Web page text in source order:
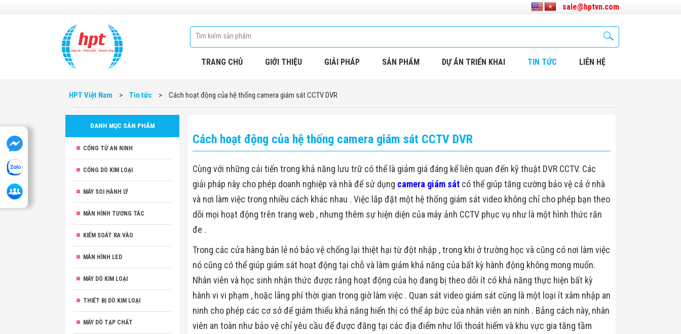
sale@hptvn.com
TRANG CHỦ GIỚI THIỆU GIẢI PHÁP SẢN PHẨM DỰ ÁN TRIỂN KHAI TIN TỨC LIÊN HỆ
HPT Việt Nam > Tin tức > Cách hoạt động của hệ thống camera giám sát CCTV DVR
DANH MỤC SẢN PHẨM
CỔNG TỪ AN NINH
CỔNG DÒ KIM LOẠI
MÁY SOI HÀNH LÝ
MÀN HÌNH TƯƠNG TÁC
KIỂM SOÁT RA VÀO
MÀN HÌNH LED
MÁY DÒ KIM LOẠI
THIẾT BỊ DÒ KIM LOẠI
MÁY DÒ TẠP CHẤT
Cách hoạt động của hệ thống camera giám sát CCTV DVR
Cùng với những cải tiến trong khả năng lưu trữ có thể là giảm giá đáng kể liên quan đến kỹ thuật DVR CCTV. Các
giải pháp này cho phép doanh nghiệp và nhà để sử dụng camera giám sát có thể giúp tăng cường bảo vệ cả ở nhà
và nơi làm việc trong nhiều cách khác nhau . Việc lắp đặt một hệ thống giám sát video không chỉ cho phép bạn theo
dõi mọi hoạt động trên trang web , nhưng thêm sự hiện diện của máy ảnh CCTV phục vụ như là một hình thức răn
đe .
Trong các cửa hàng bán lẻ nó bảo vệ chống lại thiệt hại từ đột nhập , trong khi ở trường học và cũng có nơi làm việc
nó cũng có thể giúp giám sát hoạt động tại chỗ và làm giảm khả năng của bất kỳ hành động không mong muốn.
Nhân viên và học sinh nhận thức được rằng hoạt động của họ đang bị theo dõi ít có khả năng thực hiện bất kỳ
hành vi vi phạm , hoặc lãng phí thời gian trong giờ làm việc . Quan sát video giám sát cũng là một loại ít xâm nhập an
ninh cho phép các cơ sở để giảm thiểu khả năng hiển thị có thể áp bức của nhân viên an ninh . Bằng cách này, nhân
viên an toàn như bảo vệ chỉ yêu cầu để được đăng tại các địa điểm như lối thoát hiểm và khu vực gia tăng tầm